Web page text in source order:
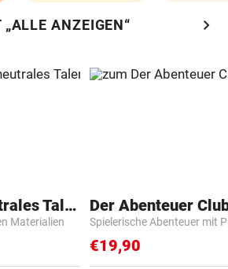
ANZEIGEN“ chevron_right
DKT - Klimaneutrales Talent
Materialien
Der Abenteuer
Spielerische Abenteuer mit
€19,90